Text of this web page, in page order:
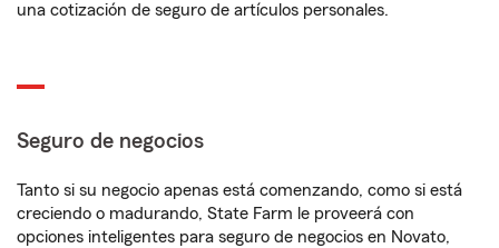
una cotización de seguro de artículos personales.
Seguro de negocios
Tanto si su negocio apenas está comenzando, como si está
creciendo o madurando, State Farm le proveerá con
opciones inteligentes para seguro de negocios en Novato,